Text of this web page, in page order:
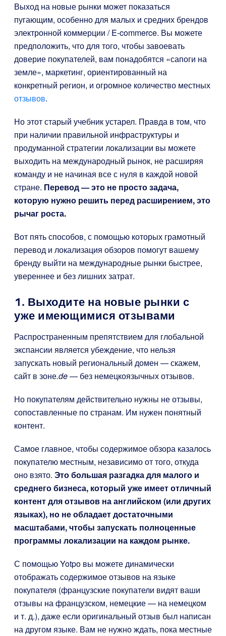
Выход на новые рынки может показаться
пугающим, особенно для малых и средних брендов
электронной коммерции / E-commerce. Вы можете
предположить, что для того, чтобы завоевать
доверие покупателей, вам понадобятся «сапоги на
земле», маркетинг, ориентированный на
конкретный регион, и огромное количество местных
отзывов.
Но этот старый учебник устарел. Правда в том, что
при наличии правильной инфраструктуры и
продуманной стратегии локализации вы можете
выходить на международный рынок, не расширяя
команду и не начиная все с нуля в каждой новой
стране. Перевод — это не просто задача,
которую нужно решить перед расширением, это
рычаг роста.
Вот пять способов, с помощью которых грамотный
перевод и локализация обзоров помогут вашему
бренду выйти на международные рынки быстрее,
увереннее и без лишних затрат.
1. Выходите на новые рынки с
уже имеющимися отзывами
Распространенным препятствием для глобальной
экспансии является убеждение, что нельзя
запускать новый региональный домен — скажем,
сайт в зоне.de— без немецкоязычных отзывов.
Но покупателям действительно нужны не отзывы,
сопоставленные по странам. Им нужен понятный
контент.
Самое главное, чтобы содержимое обзора казалось
покупателю местным, независимо от того, откуда
оно взято. Это большая разгадка для малого и
среднего бизнеса, который уже имеет отличный
контент для отзывов на английском (или других
языках), но не обладает достаточными
масштабами, чтобы запускать полноценные
программы локализации на каждом рынке.
С помощью Yotpo вы можете динамически
отображать содержимое отзывов на языке
покупателя (французские покупатели видят ваши
отзывы на французском, немецкие — на немецком
и т. д.), даже если оригинальный отзыв был написан
на другом языке. Вам не нужно ждать, пока местные